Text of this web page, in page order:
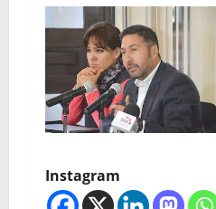
Instagram